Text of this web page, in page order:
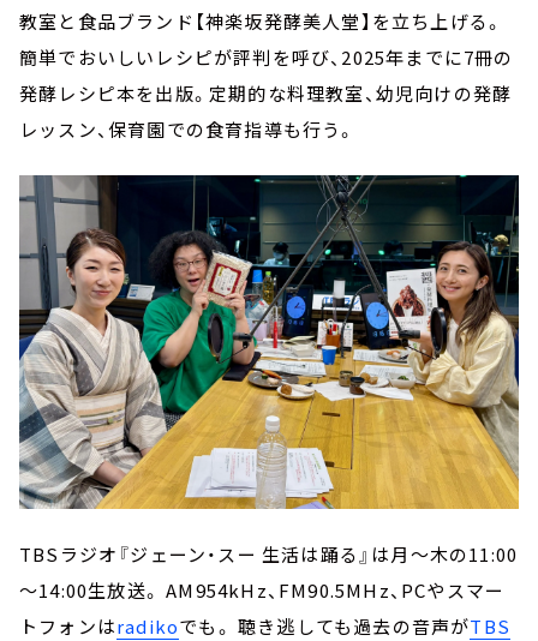
教室と食品ブランド【神楽坂発酵美人堂】を立ち上げる。
簡単でおいしいレシピが評判を呼び、2025年までに7冊の
発酵レシピ本を出版。定期的な料理教室、幼児向けの発酵
レッスン、保育園での食育指導も行う。
TBSラジオ『ジェーン・スー 生活は踊る』は月～木の11:00
～14:00生放送。 AM954kHz、FM90.5MHz、PCやスマー
トフォンはradikoでも。 聴き逃しても過去の音声がTBS